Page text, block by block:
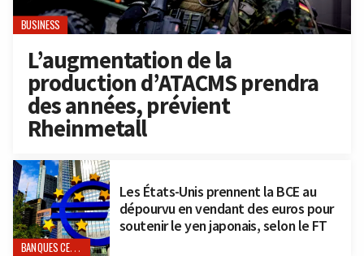
BUSINESS
L’augmentation de la
production d’ATACMS prendra
des années, prévient
Rheinmetall
BANQUES CENTRALES
Les États-Unis prennent la BCE au
dépourvu en vendant des euros pour
soutenir le yen japonais, selon le FT